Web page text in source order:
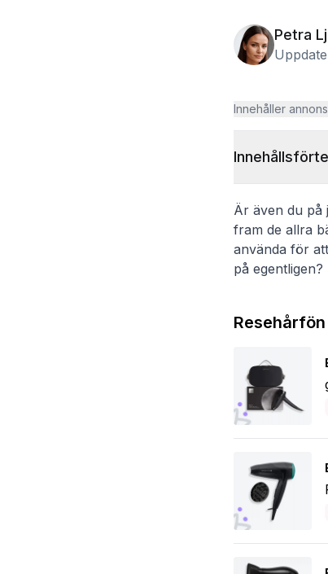
Petra
Innehåller
Är även du på
fram de allra
använda för
på